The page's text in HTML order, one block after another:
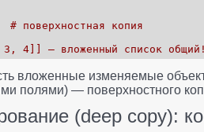
# поверхностная копия
4]] — вложенный список общий!
вложенные изменяемые
полями) — поверхностного
(deep copy):